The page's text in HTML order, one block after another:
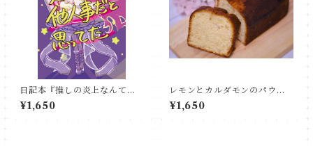
日記本『推しの炎上なんて他
人事だと思ってた』
¥1,650
レモンとカルダモンのパウン
ドケーキ（ハーフ）
¥1,650